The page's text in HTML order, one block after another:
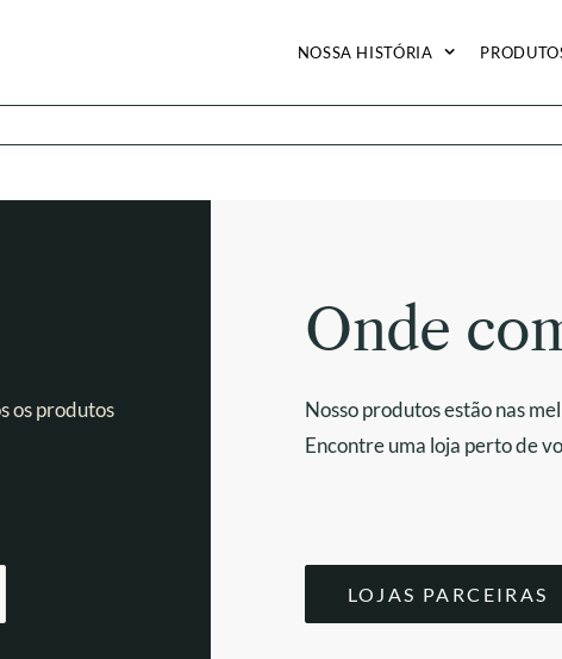
NOSSA HISTÓRIA
os produtos
Onde
Nosso produtos estão nas
Encontre uma loja perto de
LOJAS PARCEIRAS